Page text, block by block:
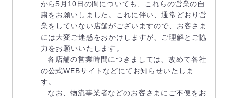
から5月10日の間についても 、これらの営業の自
粛をお願いしました。これに伴い、通常どおり営
業をしていない店舗がございますので、お客さま
には大変ご迷惑をおかけしますが、ご理解とご協
力をお願いいたします。
各店舗の営業時間につきましては、改めて各社
の公式WEBサイトなどにてお知らせいたしま
す。
なお、物流事業者などのお客さまにご不便をお